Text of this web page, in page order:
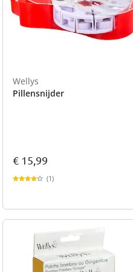
Geniale
nu
jetzt
nu
nu
Wellys
Pillensnijder
€ 15,99
(1)